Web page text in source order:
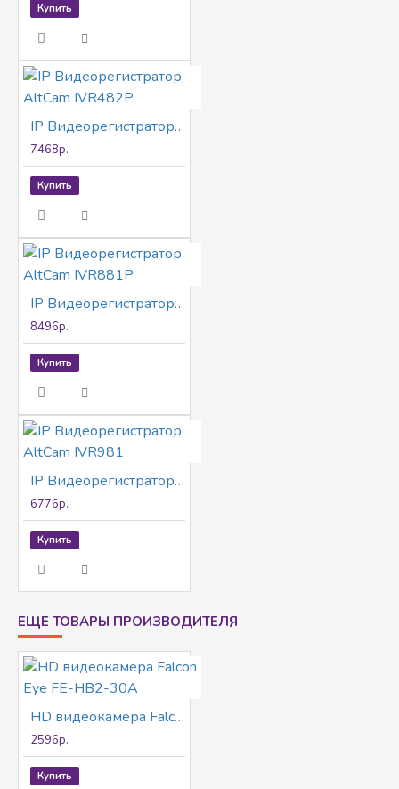
Купить
IP Видеорегистратор AltCam IVR482P
7468р.
Купить
IP Видеорегистратор AltCam IVR881P
8496р.
Купить
IP Видеорегистратор AltCam IVR981
6776р.
Купить
ЕЩЕ ТОВАРЫ ПРОИЗВОДИТЕЛЯ
HD видеокамера Falcon Eye FE-HB2-30A
2596р.
Купить